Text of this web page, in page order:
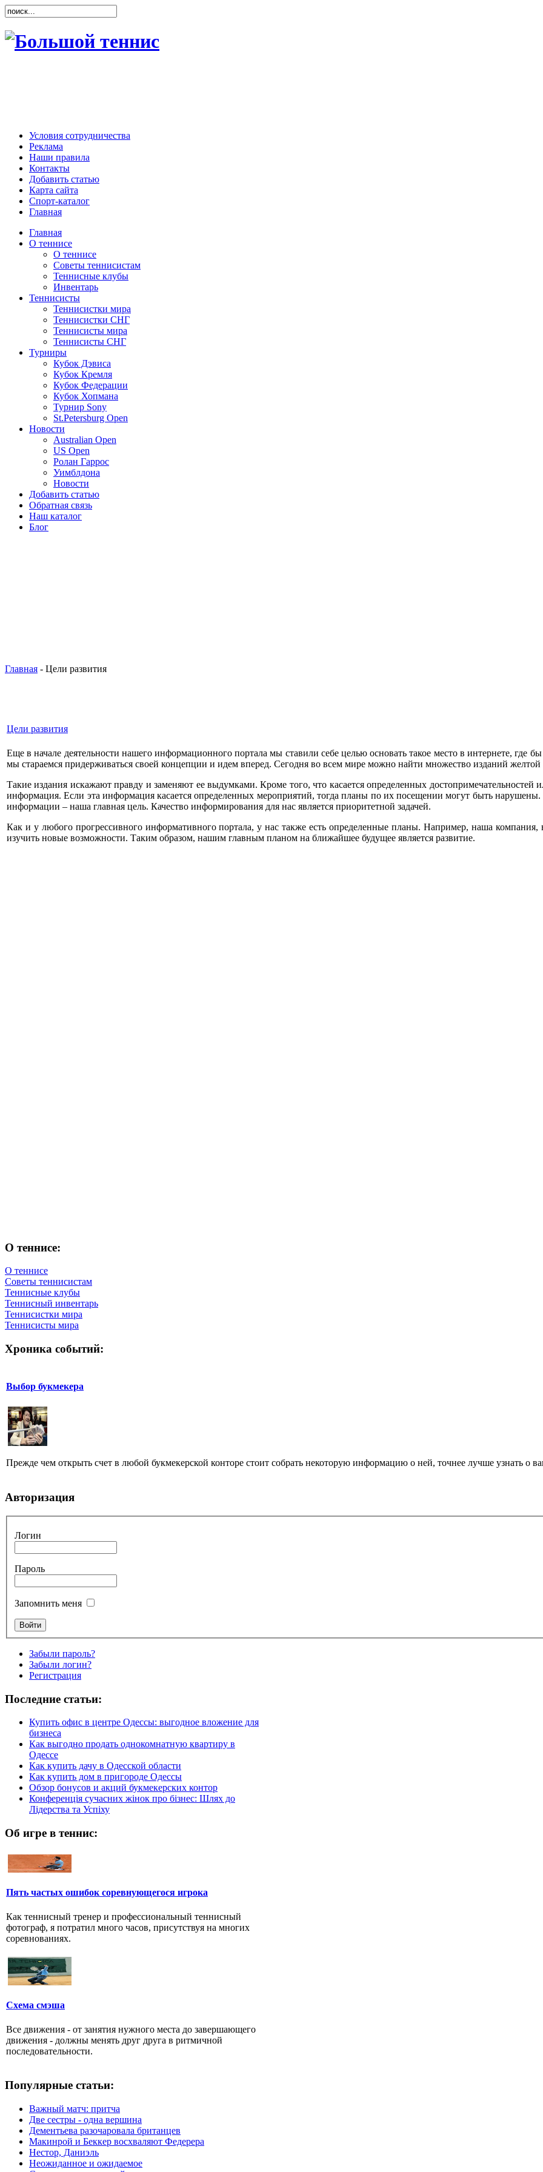
Условия сотрудничества
Реклама
Наши правила
Контакты
Добавить статью
Карта сайта
Спорт-каталог
Главная
Главная
О теннисе
О теннисе
Советы теннисистам
Теннисные клубы
Инвентарь
Теннисисты
Теннисистки мира
Теннисистки СНГ
Теннисисты мира
Теннисисты СНГ
Турниры
Кубок Дэвиса
Кубок Кремля
Кубок Федерации
Кубок Хопмана
Турнир Sony
St.Petersburg Open
Новости
Australian Open
US Open
Ролан Гаррос
Уимблдона
Новости
Добавить статью
Обратная связь
Наш каталог
Блог
Главная - Цели развития
Цели развития
Еще в начале деятельности нашего информационного портала мы ставили себе целью основать такое место в интернете, где
мы стараемся придерживаться своей концепции и идем вперед. Сегодня во всем мире можно найти множество изданий желтой
Такие издания искажают правду и заменяют ее выдумками. Кроме того, что касается определенных достопримечательностей
информация. Если эта информация касается определенных мероприятий, тогда планы по их посещении могут быть
информации – наша главная цель. Качество информирования для нас является приоритетной задачей.
Как и у любого прогрессивного информативного портала, у нас также есть определенные планы. Например, наша компания,
изучить новые возможности. Таким образом, нашим главным планом на ближайшее будущее является развитие.
О теннисе:
О теннисе
Советы теннисистам
Теннисные клубы
Теннисный инвентарь
Теннисистки мира
Теннисисты мира
Хроника событий:
Выбор букмекера
Прежде чем открыть счет в любой букмекерской конторе стоит собрать некоторую информацию о ней, точнее лучше узнать о
Авторизация
Логин
Пароль
Запомнить меня
Забыли пароль?
Забыли логин?
Регистрация
Последние статьи:
Купить офис в центре Одессы: выгодное вложение для
бизнеса
Как выгодно продать однокомнатную квартиру в
Одессе
Как купить дачу в Одесской области
Как купить дом в пригороде Одессы
Обзор бонусов и акций букмекерских контор
Конференція сучасних жінок про бізнес: Шлях до
Лідерства та Успіху
Об игре в теннис:
Пять частых ошибок соревнующегося игрока
Как теннисный тренер и профессиональный теннисный
фотограф, я потратил много часов, присутствуя на многих
соревнованиях.
Схема смэша
Все движения - от занятия нужного места до завершающего
движения - должны менять друг друга в ритмичной
последовательности.
Популярные статьи:
Важный матч: притча
Две сестры - одна вершина
Дементьева разочаровала британцев
Макинрой и Беккер восхваляют Федерера
Нестор, Даниэль
Неожиданное и ожидаемое